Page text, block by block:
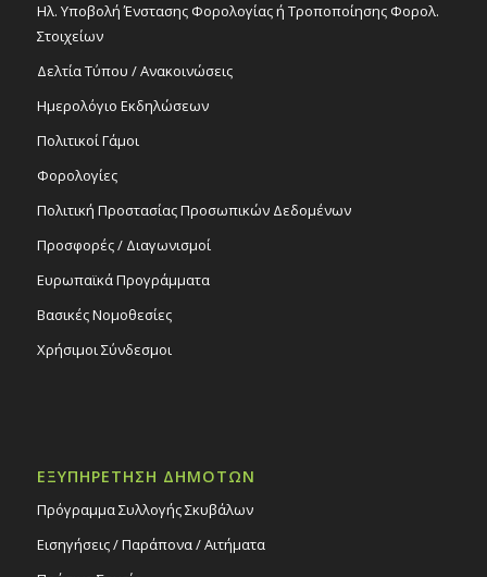
Ηλ. Υποβολή Ένστασης Φορολογίας ή Τροποποίησης Φορολ.
Στοιχείων
Δελτία Τύπου / Ανακοινώσεις
Ημερολόγιο Εκδηλώσεων
Πολιτικοί Γάμοι
Φορολογίες
Πολιτική Προστασίας Προσωπικών Δεδομένων
Προσφορές / Διαγωνισμοί
Ευρωπαϊκά Προγράμματα
Βασικές Νομοθεσίες
Χρήσιμοι Σύνδεσμοι
ΕΞΥΠΗΡΕΤΗΣΗ ΔΗΜΟΤΩΝ
Πρόγραμμα Συλλογής Σκυβάλων
Εισηγήσεις / Παράπονα / Αιτήματα